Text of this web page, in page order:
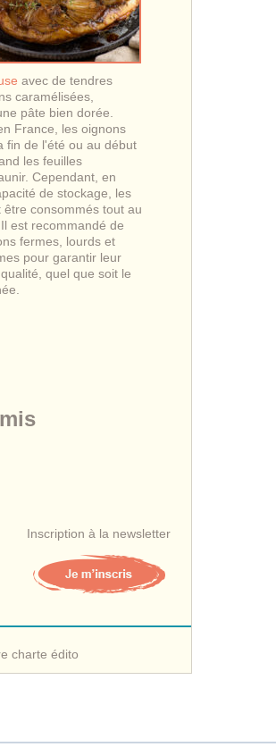
avec de tendres
caramélisées,
pâte bien dorée.
France, les oignons
fin de l'été ou au début
les feuilles
Cependant, en
de stockage, les
consommés tout au
est recommandé de
fermes, lourds et
pour garantir leur
quel que soit le
Inscription à la newsletter
charte édito